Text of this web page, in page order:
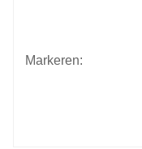
Markeren: